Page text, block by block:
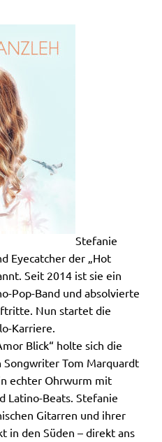
Stefanie
Eyecatcher der „Hot
Seit 2014 ist sie ein
Pop-Band und absolvierte
Nun startet die
Karriere.
Blick“ holte sich die
Tom Marquardt
echter Ohrwurm mit
Latino-Beats. Stefanie
Gitarren und ihrer
in den Süden – direkt ans